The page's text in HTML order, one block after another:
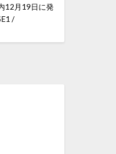
12月19日に発
/